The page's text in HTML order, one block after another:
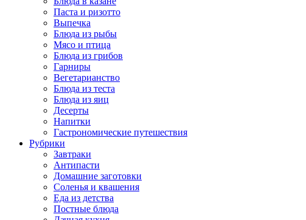
Паста и ризотто
Выпечка
Блюда из рыбы
Мясо и птица
Блюда из грибов
Гарниры
Вегетарианство
Блюда из теста
Блюда из яиц
Десерты
Напитки
Гастрономические путешествия
Рубрики
Завтраки
Антипасти
Домашние заготовки
Соленья и квашения
Еда из детства
Постные блюда